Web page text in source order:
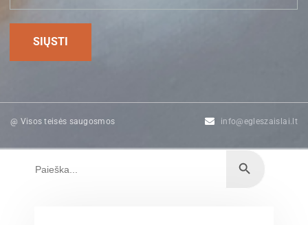
@ Visos teisės saugosmos info@egleszaislai.lt